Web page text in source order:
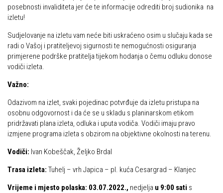
Slavko Patačko
Damir Bajs
Dijana Petrak
Željko Brdal
Markacijska komisija
Dosadašnje aktivnosti
Novosti Markacijske komisije
Plan aktivnosti za 2025. godinu
Putevi koje održava HPD Željezničar
Povijest Markacijske komisije
posebnosti invaliditeta jer će te informacije odrediti broj sudionika na
izletu!
Sudjelovanje na izletu vam neće biti uskraćeno osim u slučaju kada se
radi o Vašoj i pratiteljevoj sigurnosti te nemogućnosti osiguranja
primjerene podrške pratitelja tijekom hodanja o čemu odluku donose
vodiči izleta.
Važno:
Odazivom na izlet, svaki pojedinac potvrđuje da izletu pristupa na
osobnu odgovornost i da će se u skladu s planinarskom etikom
pridržavati plana izleta, odluka i uputa vodiča. Vodiči imaju pravo
izmjene programa izleta s obzirom na objektivne okolnosti na terenu.
Vodiči: Ivan Kobeščak, Željko Brdal
Trasa izleta: Tuhelj – vrh Japica – pl. kuća Cesargrad – Klanjec
Vrijeme i mjesto polaska: 03.07.2022., nedjelja u 9:00 sati s